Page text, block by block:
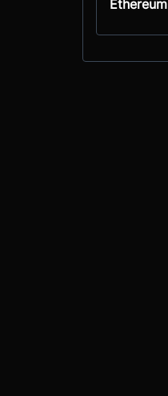
Ethereum